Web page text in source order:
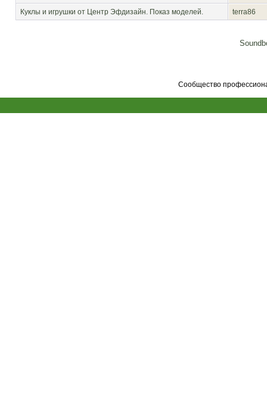
Куклы и игрушки от Центр Эфдизайн. Показ моделей. terra86
Сообщество